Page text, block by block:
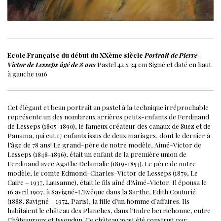
Ecole Française du début du XXème siècle Portrait de Pierre-
Victor de Lesseps âgé de 8 ans Pastel 42 x 34 cm Signé et daté en haut
à gauche 1916
Cet élégant et beau portrait au pastel à la technique irréprochable
représente un des nombreux arrières petits-enfants de Ferdinand
de Lesseps (1805-1890), le fameux créateur des canaux de Suez et de
Panama, qui eut 17 enfants issus de deux mariages, dont le dernier à
l’âge de 78 ans! Le grand-père de notre modèle, Aimé-Victor de
Lesseps (1848-1896), était un enfant de la première union de
Ferdinand avec Agathe Delamalie (1819-1853). Le père de notre
modèle, le comte Edmond-Charles-Victor de Lesseps (1879, Le
Caire – 1937, Lausanne), était le fils aîné d’Aimé-Victor. Il épousa le
16 avril 1907, à Savigné-L’Evêque dans la Sarthe, Edith Couturié
(1888, Savigné – 1972, Paris), la fille d’un homme d’affaires. Ils
habitaient le château des Planches, dans l’Indre berrichonne, entre